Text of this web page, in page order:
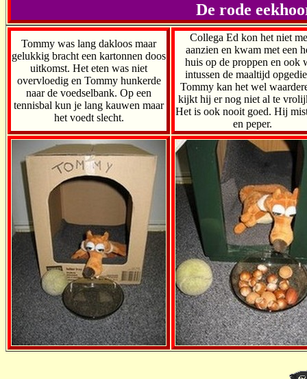
De rode
Tommy was lang dakloos maar
gelukkig bracht een kartonnen doos
uitkomst. Het eten was niet
overvloedig en Tommy hunkerde
naar de voedselbank. Op een
tennisbal kun je lang kauwen maar
het voedt slecht.
Collega Ed kon het niet
aanzien en kwam met een
huis op de proppen en ook
intussen de maaltijd
Tommy kan het wel
kijkt hij er nog niet al te
Het is ook nooit goed. Hij
en peper.